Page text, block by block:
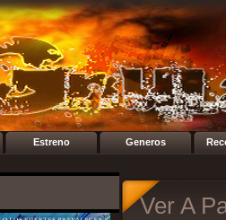
Estreno Generos
Ver A